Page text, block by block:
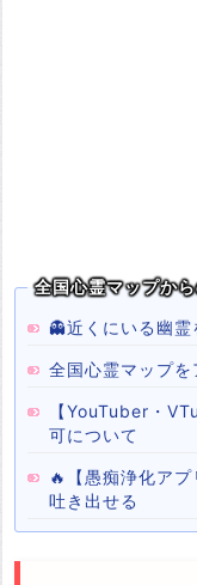
全国心霊マップか
👻近くにいる幽霊
全国心霊マップ
【YouTuber・
可について
🔥【愚痴浄化ア
吐き出せる